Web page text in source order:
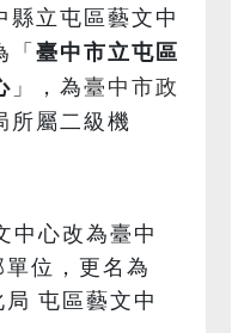
縣立屯區藝文中
「 臺中市立屯區
」，為臺中市政
所屬二級機
中心改為臺中
位，更名為
局 屯區藝文中